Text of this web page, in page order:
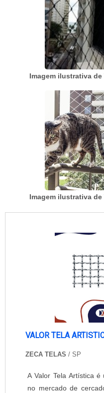
Imagem ilustrativa de
Imagem ilustrativa de
VALOR TELA
ZECA TELAS / SP
A Valor Tela Artística
no mercado de